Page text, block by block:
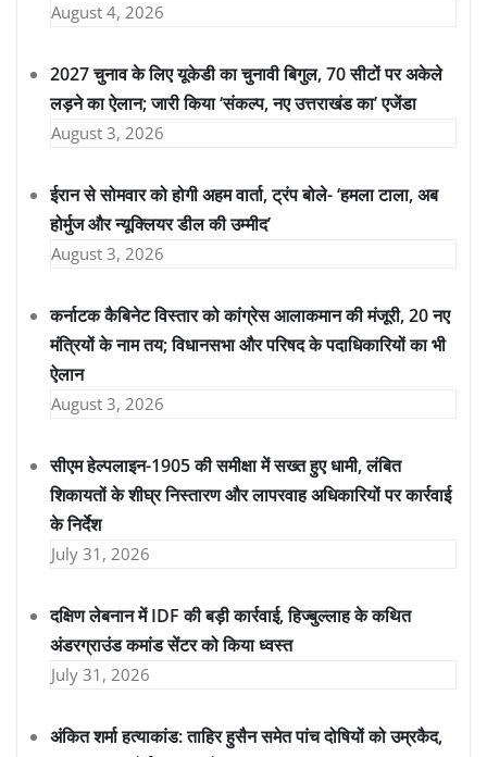
August 4, 2026
2027 चुनाव के लिए यूकेडी का चुनावी बिगुल, 70 सीटों पर अकेले
लड़ने का ऐलान; जारी किया ‘संकल्प, नए उत्तराखंड का’ एजेंडा
August 3, 2026
ईरान से सोमवार को होगी अहम वार्ता, ट्रंप बोले- ‘हमला टाला, अब
होर्मुज और न्यूक्लियर डील की उम्मीद’
August 3, 2026
कर्नाटक कैबिनेट विस्तार को कांग्रेस आलाकमान की मंजूरी, 20 नए
मंत्रियों के नाम तय; विधानसभा और परिषद के पदाधिकारियों का भी
ऐलान
August 3, 2026
सीएम हेल्पलाइन-1905 की समीक्षा में सख्त हुए धामी, लंबित
शिकायतों के शीघ्र निस्तारण और लापरवाह अधिकारियों पर कार्रवाई
के निर्देश
July 31, 2026
दक्षिण लेबनान में IDF की बड़ी कार्रवाई, हिज्बुल्लाह के कथित
अंडरग्राउंड कमांड सेंटर को किया ध्वस्त
July 31, 2026
अंकित शर्मा हत्याकांड: ताहिर हुसैन समेत पांच दोषियों को उम्रकैद,